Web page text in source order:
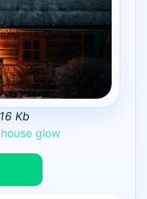
Kb
house glow